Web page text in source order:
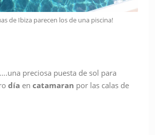
de Ibiza parecen los de una piscina!
preciosa puesta de sol para
día encatamaran por las calas de